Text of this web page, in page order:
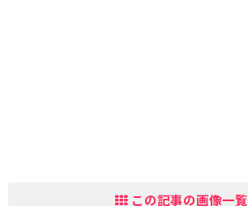
この記事の画像一覧